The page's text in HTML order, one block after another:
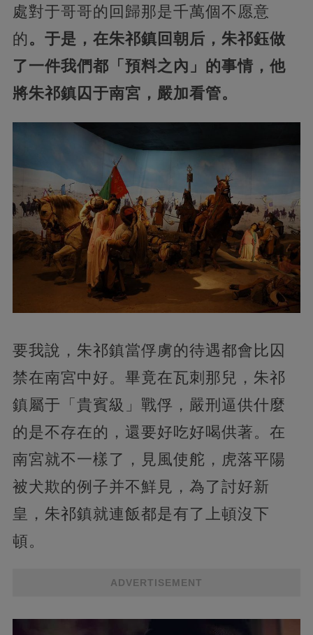
處對于哥哥的回歸那是千萬個不愿意
的 。于是，在朱祁鎮回朝后，朱祁鈺做
了一件我們都「預料之內」的事情，他
將朱祁鎮囚于南宮，嚴加看管。
要我說，朱祁鎮當俘虜的待遇都會比囚
禁在南宮中好。畢竟在瓦刺那兒，朱祁
鎮屬于「貴賓級」戰俘，嚴刑逼供什麼
的是不存在的，還要好吃好喝供著。在
南宮就不一樣了，見風使舵，虎落平陽
被犬欺的例子并不鮮見，為了討好新
皇，朱祁鎮就連飯都是有了上頓沒下
頓。
ADVERTISEMENT